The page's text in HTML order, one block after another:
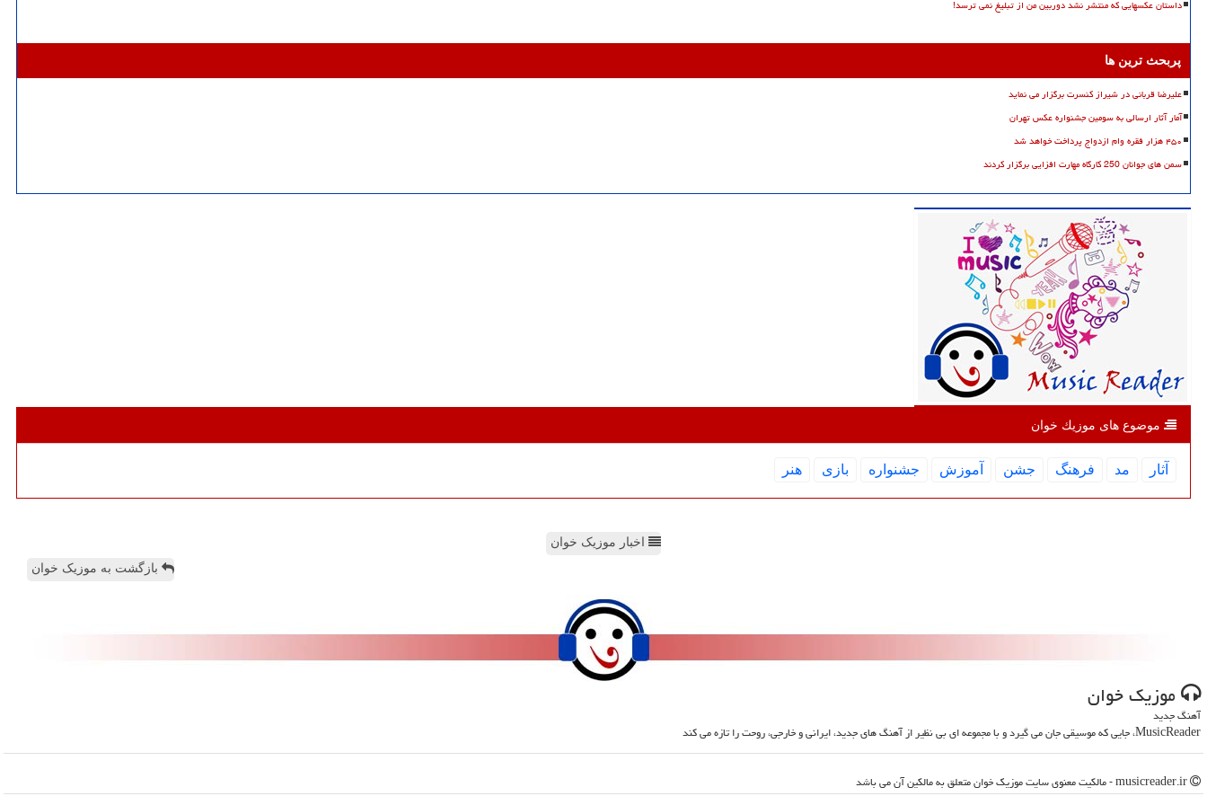
داستان عکسهایی که منتشر نشد دوربین من از تبلیغ نمی ترسد!
پربحث ترین ها
علیرضا قربانی در شیراز کنسرت برگزار می نماید
آمار آثار ارسالی به سومین جشنواره عکس تهران
۴۵۰ هزار فقره وام ازدواج پرداخت خواهد شد
سمن های جوانان 250 کارگاه مهارت افزایی برگزار کردند
موضوع های موزیك خوان
آثار مد فرهنگ جشن آموزش جشنواره بازی هنر
اخبار موزیک خوان
بازگشت به موزیک خوان
موزیك خوان
آهنگ جدید
MusicReader، جایی که موسیقی جان می گیرد و با مجموعه ای بی نظیر از آهنگ های جدید، ایرانی و خارجی، روحت را تازه می کند